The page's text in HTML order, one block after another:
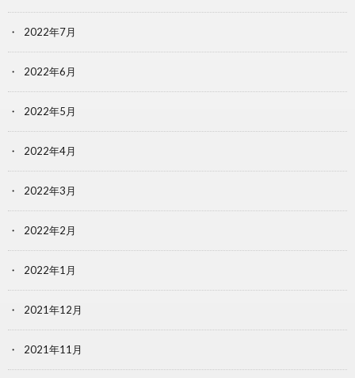
2022年7月
2022年6月
2022年5月
2022年4月
2022年3月
2022年2月
2022年1月
2021年12月
2021年11月